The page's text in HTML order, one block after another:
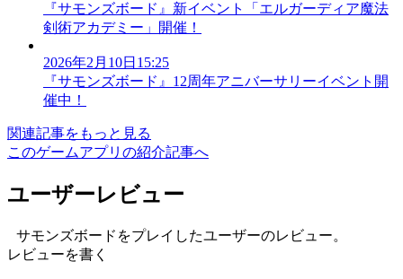
『サモンズボード』新イベント「エルガーディア魔法
剣術アカデミー」開催！
2026年2月10日15:25
『サモンズボード』12周年アニバーサリーイベント開
催中！
関連記事をもっと見る
このゲームアプリの紹介記事へ
ユーザーレビュー
サモンズボードをプレイしたユーザーのレビュー。
レビューを書く